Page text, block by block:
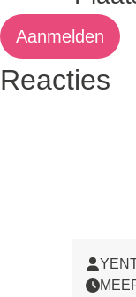
Aanmelden
Reacties